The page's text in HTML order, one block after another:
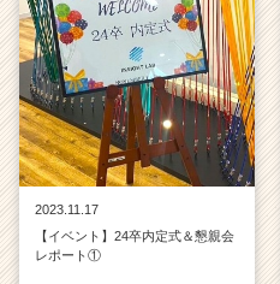
2023.11.17
【イベント】24卒内定式＆懇親会
レポート①